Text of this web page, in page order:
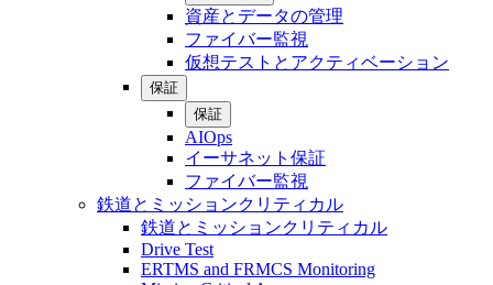
資産とデータの管理
ファイバー監視
仮想テストとアクティベーション
保証
保証
AIOps
イーサネット保証
ファイバー監視
鉄道とミッションクリティカル
鉄道とミッションクリティカル
Drive Test
ERTMS and FRMCS Monitoring